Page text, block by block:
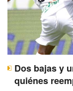
Dos bajas y
quiénes